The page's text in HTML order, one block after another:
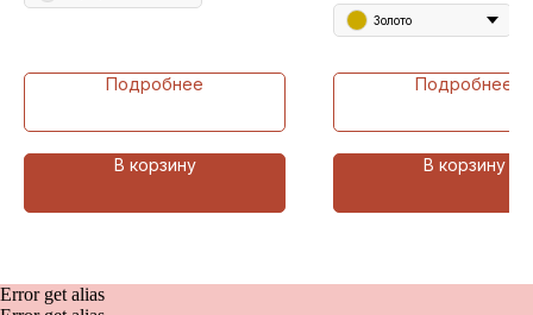
Подробнее
В корзину
Золото
Подробнее
В корзину
Error get alias